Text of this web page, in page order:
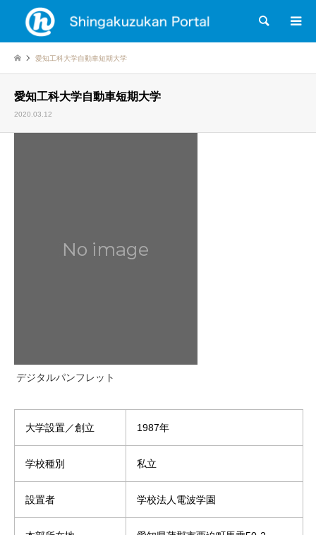
検索
愛知工科大学自動車短期大学
愛知工科大学自動車短期大学
2020.03.12
デジタルパンフレット
大学設置／創立 1987年
学校種別 私立
設置者 学校法人電波学園